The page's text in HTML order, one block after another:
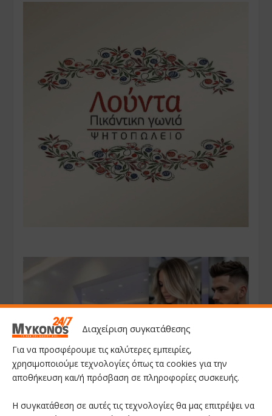
Διαχείριση συγκατάθεσης
Για να προσφέρουμε τις καλύτερες εμπειρίες,
χρησιμοποιούμε τεχνολογίες όπως τα cookies για την
αποθήκευση και/ή πρόσβαση σε πληροφορίες συσκευής.
Η συγκατάθεση σε αυτές τις τεχνολογίες θα μας επιτρέψει να